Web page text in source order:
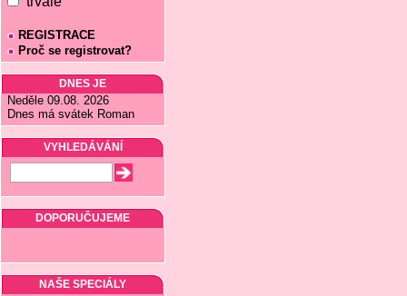
REGISTRACE
Proč se registrovat?
DNES JE
Neděle 09.08. 2026
Dnes má svátek Roman
VYHLEDÁVÁNÍ
DOPORUČUJEME
NAŠE SPECIÁLY